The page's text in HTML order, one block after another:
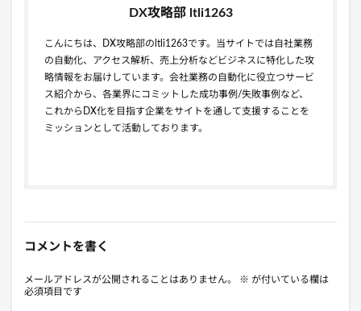
DX攻略部 ltli1263
こんにちは、DX攻略部のltli1263です。当サイトでは自社業務
の自動化、アクセス解析、売上分析などビジネスに特化した攻
略情報をお届けしています。会社業務の自動化に役立つサービ
ス紹介から、各業界にコミットした成功事例/失敗事例など、
これからDX化を目指す企業をサイトを通して支援することを
ミッションとして活動しております。
コメントを書く
メールアドレスが公開されることはありません。 ※ が付いている欄は
必須項目です